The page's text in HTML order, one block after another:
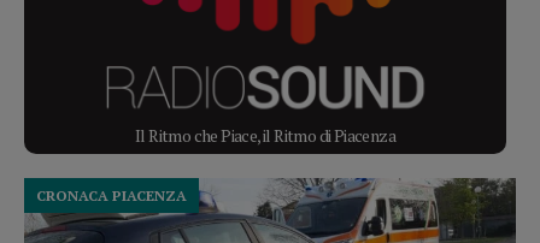
Il Ritmo che Piace, il Ritmo di Piacenza
CRONACA PIACENZA